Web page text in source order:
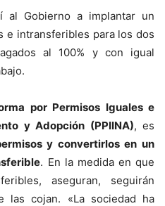
al Gobierno a implantar un
e intransferibles para los dos
al 100% y con igual
por Permisos Iguales e
y Adopción (PPIINA), es
y convertirlos en un
. En la medida en que
aseguran, seguirán
las cojan. «La sociedad ha